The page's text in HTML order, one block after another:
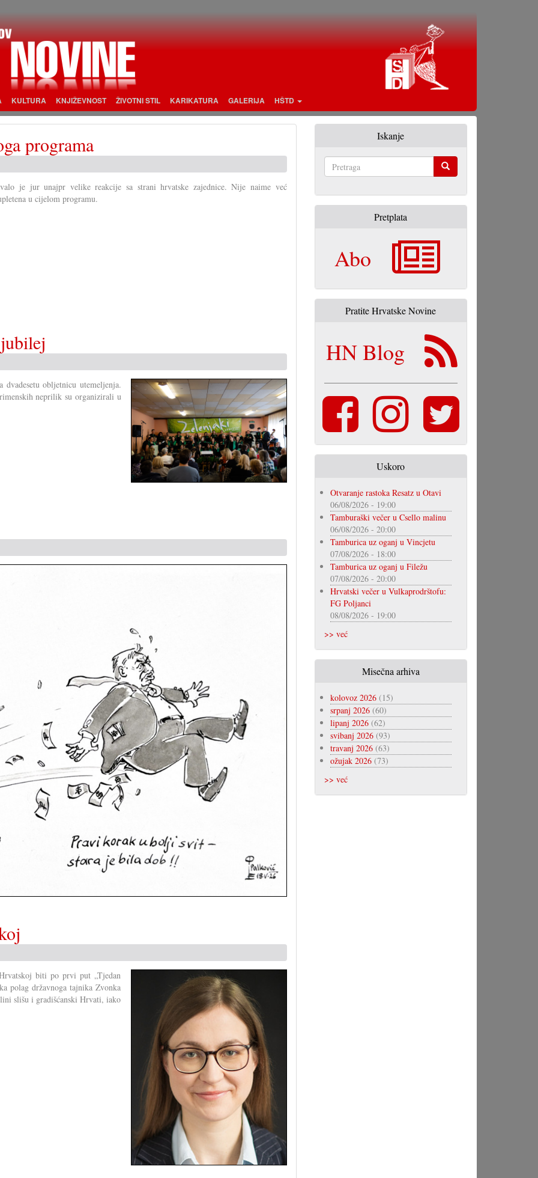
KULTURA KNJIŽEVNOST ŽIVOTNI STIL KARIKATURA GALERIJA HŠTD
programa
je jur unajpr velike reakcije sa strani hrvatske zajednice. Nije naime već
u cijelom programu.
obljetnicu utemeljenja.
neprilik su organizirali u
biti po prvi put „Tjedan
polag državnoga tajnika Zvonka
slišu i gradišćanski Hrvati, iako
Iskanje
Pretplata
Abo
Pratite Hrvatske Novine
HN Blog
Uskoro
Otvaranje rastoka Resatz u Otavi
06/08/2026 - 19:00
Tamburaški večer u Csello malinu
06/08/2026 - 20:00
Tamburica uz oganj u Vincjetu
07/08/2026 - 18:00
Tamburica uz oganj u Filežu
07/08/2026 - 20:00
Hrvatski večer u Vulkaprodrštofu:
FG Poljanci
08/08/2026 - 19:00
>> već
Misečna arhiva
kolovoz 2026(15)
srpanj 2026(60)
lipanj 2026(62)
svibanj 2026(93)
travanj 2026(63)
ožujak 2026(73)
>> već